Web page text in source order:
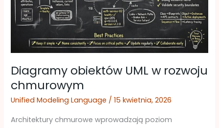
Diagramy obiektów UML w rozwoju
chmurowym
Unified Modeling Language /15 kwietnia, 2026
Architektury chmurowe wprowadzają poziom
rozwoju
chmurowym